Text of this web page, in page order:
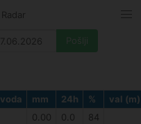
Radar
voda mm 24h %
val (m)
0.00 0.0
84